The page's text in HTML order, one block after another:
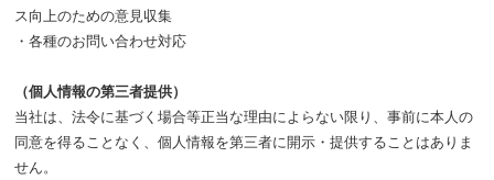
ス向上のための意見収集
・各種のお問い合わせ対応
（個人情報の第三者提供）
当社は、法令に基づく場合等正当な理由によらない限り、事前に本人の
同意を得ることなく、個人情報を第三者に開示・提供することはありま
せん。